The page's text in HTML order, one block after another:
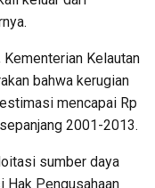
Kementerian Kelautan
bahwa kerugian
mencapai Rp
2001-2013.
sumber daya
Hak Pengusahaan